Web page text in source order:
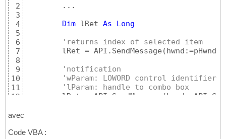
2
3
4
5
6
7
8
9
10
11
12
14
        ...
Dim lRet As
Long
'returns index of selected item
        lRet = API.SendMessage
(
'notification
'wParam: LOWORD control identifier
'lParam: handle to combo box
        lRet = API.SendMessage
(
avec
Code VBA :